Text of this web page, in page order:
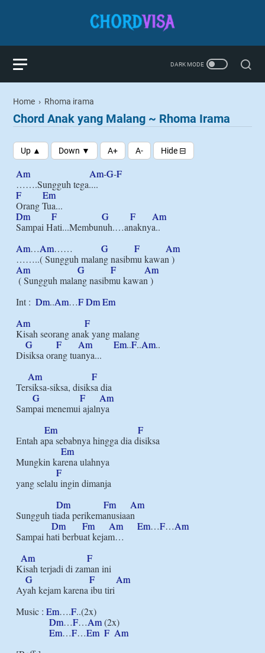
Home › Rhoma irama
Chord Anak yang Malang ~ Rhoma Irama
Am Am-G-F
F
Em
Dm
F G F
Am
Sampai Hati...Membunuh.…anaknya..
Am…Am…… G F
Am
Am
G F
Am
( Sungguh malang nasibmu kawan )
Int : Dm..Am…FDmEm
Am
F
Kisah seorang anak yang malang
G
F Am Em..F..Am..
Disiksa orang tuanya...
Am
F
Tersiksa-siksa, disiksa dia
G
F
Am
Sampai menemui ajalnya
Em
F
Entah apa sebabnya hingga dia disiksa
Em
Mungkin karena ulahnya
F
yang selalu ingin dimanja
Dm
Fm
Am
Sungguh tiada perikemanusiaan
Dm
Fm Am Em…F…Am
Sampai hati berbuat kejam…
Am
F
Kisah terjadi di zaman ini
G
F
Am
Ayah kejam karena ibu tiri
Music : Em….F..(2x)
Dm…F…Am (2x)
Em…F…Em F Am